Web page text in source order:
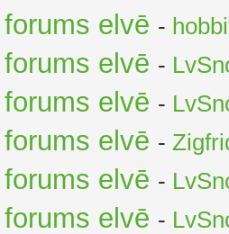
elvē -
elvē -
elvē -
elvē -
elvē -
elvē -